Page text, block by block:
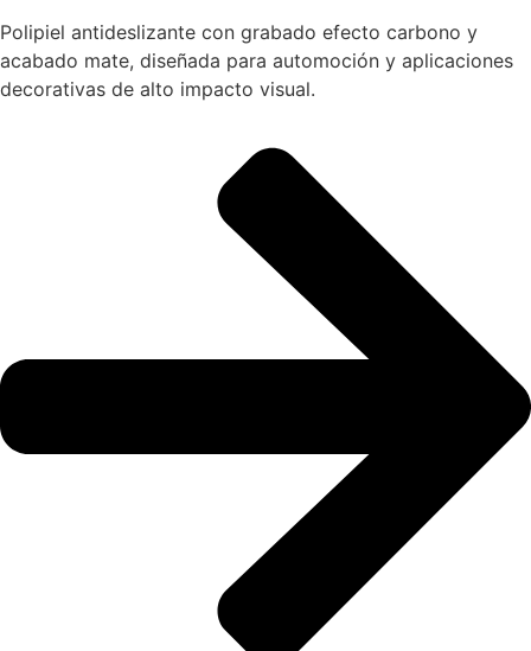
Polipiel antideslizante con grabado efecto carbono y
acabado mate, diseñada para automoción y aplicaciones
decorativas de alto impacto visual.